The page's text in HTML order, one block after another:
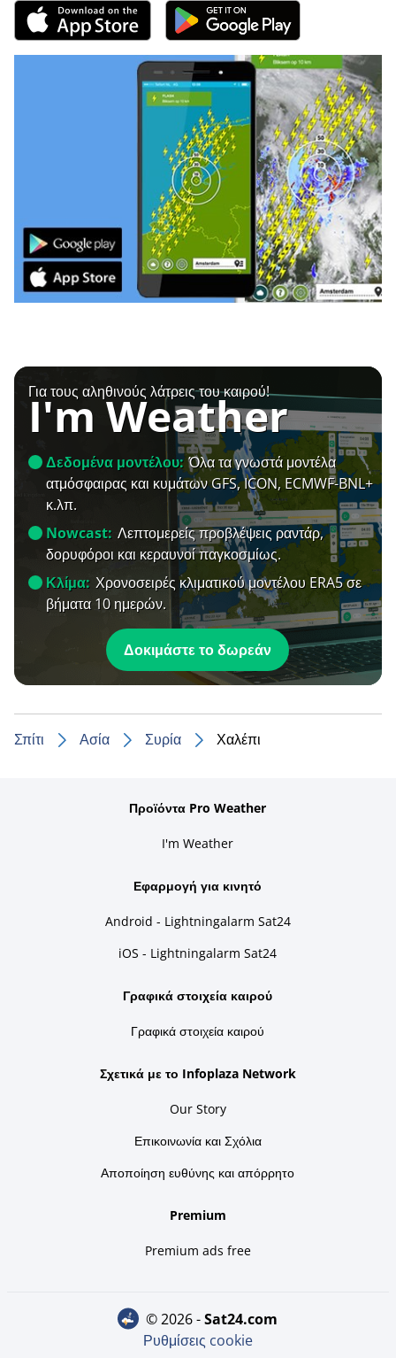
Για τους αληθινούς λάτρεις του καιρού!
I'm Weather
Δεδομένα μοντέλου: Όλα τα γνωστά μοντέλα
ατμόσφαιρας και κυμάτων GFS, ICON, ECMWF-BNL+
κ.λπ.
Nowcast: Λεπτομερείς προβλέψεις ραντάρ,
δορυφόροι και κεραυνοί παγκοσμίως.
Κλίμα: Χρονοσειρές κλιματικού μοντέλου ERA5 σε
βήματα 10 ημερών.
Δοκιμάστε το δωρεάν
Σπίτι Ασία Συρία Χαλέπι
Προϊόντα Pro Weather
I'm Weather
Εφαρμογή για κινητό
Android - Lightningalarm Sat24
iOS - Lightningalarm Sat24
Γραφικά στοιχεία καιρού
Γραφικά στοιχεία καιρού
Σχετικά με το Infoplaza Network
Our Story
Επικοινωνία και Σχόλια
Αποποίηση ευθύνης και απόρρητο
Premium
Premium ads free
© 2026 - sat24.com
Ρυθμίσεις cookie